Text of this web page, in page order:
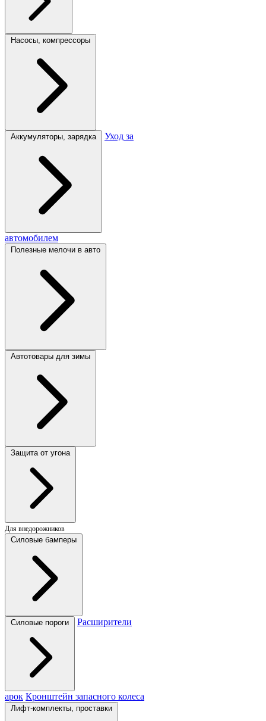
Насосы, компрессоры
Аккумуляторы, зарядка Уход за
автомобилем
Полезные мелочи в авто
Автотовары для зимы
Защита от угона
Для внедорожников
Силовые бамперы
Силовые пороги Расширители
арок Кронштейн запасного колеса
Лифт-комплекты, проставки